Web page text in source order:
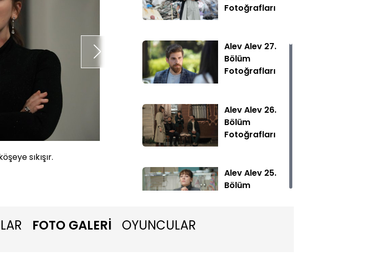
sıkışır.
habersizdirler.
Fotoğrafları
Alev Alev 27.
Bölüm
Fotoğrafları
Alev Alev 26.
Bölüm
Fotoğrafları
Alev Alev 25.
Bölüm
FOTO GALERİ OYUNCULAR